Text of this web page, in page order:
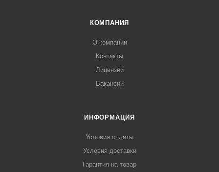
КОМПАНИЯ
О компании
Контакты
Лицензии
Вакансии
ИНФОРМАЦИЯ
Условия оплаты
Условия доставки
Гарантия на товар